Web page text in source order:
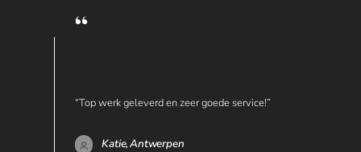
“Top werk geleverd en zeer goede service!”
Katie,Antwerpen